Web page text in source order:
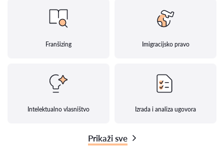
Franšizing Imigracijsko pravo
Intelektualno vlasništvo Izrada i analiza ugovora
Prikaži sve